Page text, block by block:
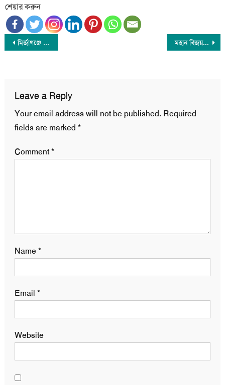
শেয়ার করুন
Post
মির্জাগঞ্জে আন্তর্জাতিক দুর্নীতি বিরোধী দিবস পালিত মহান বিজয় দিবস আজ
Leave a Reply
Your email address will not be published. Required
fields are marked *
Comment*
Name*
Email *
Website